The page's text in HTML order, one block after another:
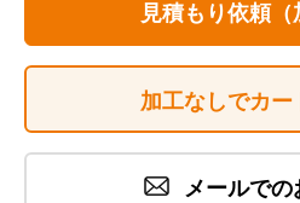
見積もり依頼（
加工なしでカー
メールでの